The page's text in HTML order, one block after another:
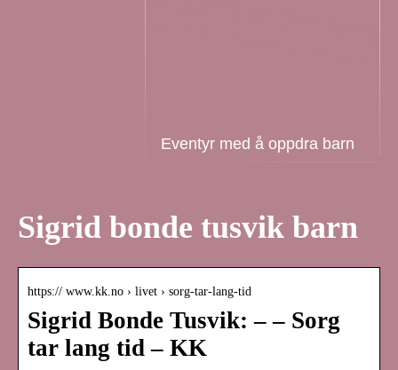
Eventyr med å oppdra barn
Sigrid bonde tusvik barn
https:// www.kk.no › livet › sorg-tar-lang-tid
Sigrid Bonde Tusvik: – – Sorg
tar lang tid – KK